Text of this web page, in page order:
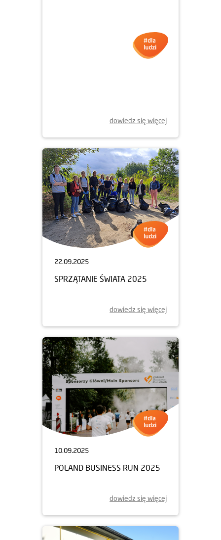
dowiedz się więcej
22.09.2025
SPRZĄTANIE ŚWIATA 2025
dowiedz się więcej
10.09.2025
POLAND BUSINESS RUN 2025
dowiedz się więcej